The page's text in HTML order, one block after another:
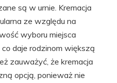
są w urnie. Kremacja
ze względu na
wyboru miejsca
daje rodzinom większą
zauważyć, że kremacja
opcją, ponieważ nie